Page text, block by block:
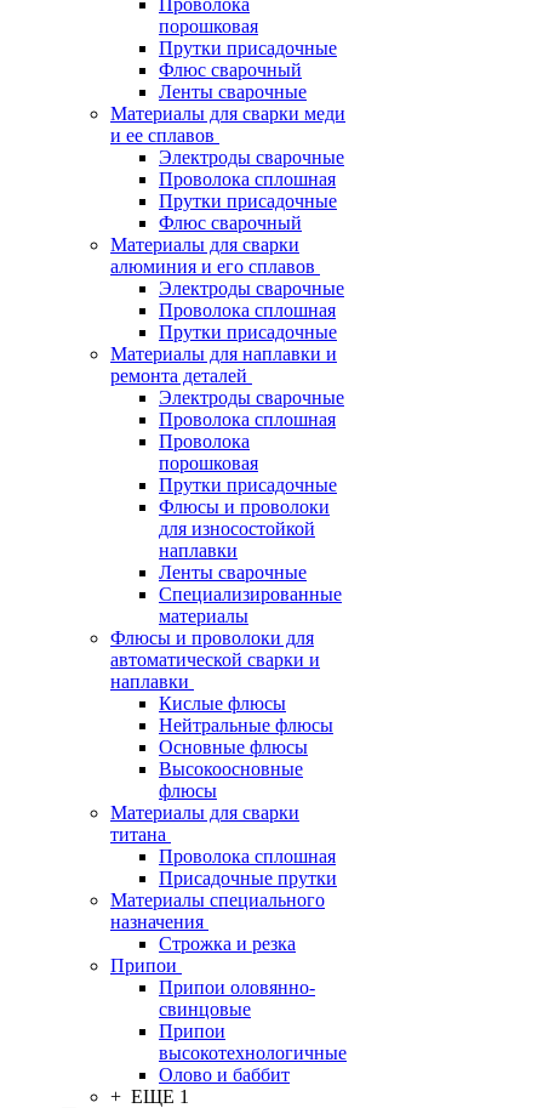
Проволока
порошковая
Прутки присадочные
Флюс сварочный
Ленты сварочные
Материалы для сварки меди
и ее сплавов
Электроды сварочные
Проволока сплошная
Прутки присадочные
Флюс сварочный
Материалы для сварки
алюминия и его сплавов
Электроды сварочные
Проволока сплошная
Прутки присадочные
Материалы для наплавки и
ремонта деталей
Электроды сварочные
Проволока сплошная
Проволока
порошковая
Прутки присадочные
Флюсы и проволоки
для износостойкой
наплавки
Ленты сварочные
Специализированные
материалы
Флюсы и проволоки для
автоматической сварки и
наплавки
Кислые флюсы
Нейтральные флюсы
Основные флюсы
Высокоосновные
флюсы
Материалы для сварки
титана
Проволока сплошная
Присадочные прутки
Материалы специального
назначения
Строжка и резка
Припои
Припои оловянно-
свинцовые
Припои
высокотехнологичные
Олово и баббит
+ ЕЩЕ 1